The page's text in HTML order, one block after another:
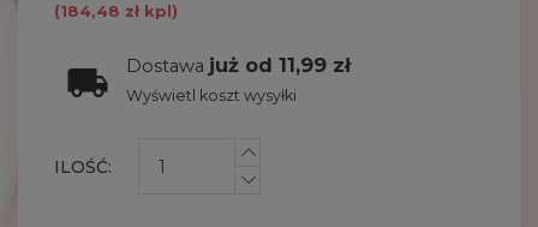
(184,48 zł kpl)
Dostawa już od 11,99 zł
Wyświetl koszt wysyłki
ILOŚĆ: